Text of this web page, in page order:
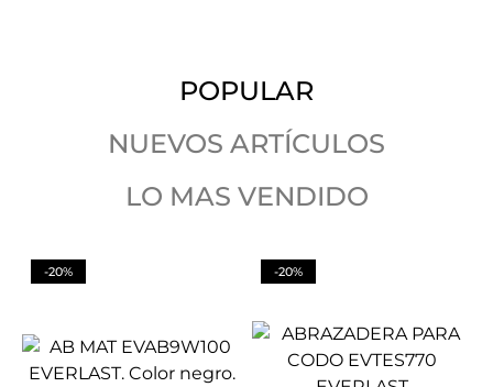
POPULAR
NUEVOS ARTÍCULOS
LO MAS VENDIDO
-20% -20%